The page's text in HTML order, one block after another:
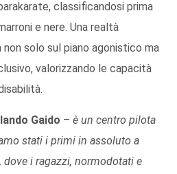
classificandosi prima
e nere. Una realtà
solo sul piano agonistico ma
valorizzando le capacità
Gaido – è un centro pilota
stati i primi in assoluto a
i ragazzi, normodotati e